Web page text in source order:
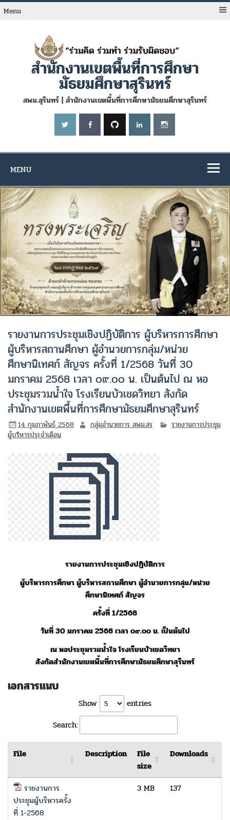
Skip
toMenu
สำนักงานเขตพื้นที่การศึกษา
มัธยมศึกษาสุรินทร์
สพม.สุรินทร์ | สำนักงานเขตพื้นที่การศึกษามัธยมศึกษาสุรินทร์
MENU
รายงานการประชุมเชิงปฏิบัติการ ผู้บริหารการศึกษา
ผู้บริหารสถานศึกษา ผู้อำนวยการกลุ่ม/หน่วย
ศึกษานิเทศก์ สัญจร ครั้งที่ 1/2568 วันที่ 30
มกราคม 2568 เวลา ๐๙.๐๐ น. เป็นต้นไป ณ หอ
ประชุมรวมน้ำใจ โรงเรียนบัวเชดวิทยา สังกัด
สำนักงานเขตพื้นที่การศึกษามัธยมศึกษาสุรินทร์
14 กุมภาพันธ์ 2568 กลุ่มอำนวยการ สพม.สร
รายงานการประชุม
ผู้บริหารประจำเดือน
รายงานการประชุมเชิงปฏิบัติการ
ผู้บริหารการศึกษา ผู้บริหารสถานศึกษา ผู้อำนวยการกลุ่ม/หน่วย
ศึกษานิเทศก์ สัญจร
ครั้งที่ 1/2568
วันที่ 30 มกราคม 2568 เวลา ๐๙.๐๐ น. เป็นต้นไป
ณ หอประชุมรวมน้ำใจ โรงเรียนบัวเชดวิทยา
สังกัดสำนักงานเขตพื้นที่การศึกษามัธยมศึกษาสุรินทร์
เอกสารแนบ
Show
entries
Search:
File Description
File
size
Downloads
รายงานการ
ประชุมผู้บริหารครั้ง
ที่ 1-2568
3 MB 137